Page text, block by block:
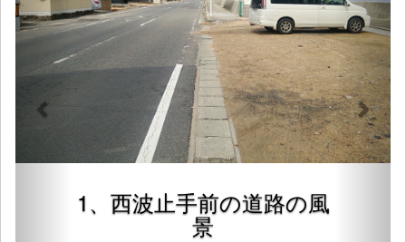
1、西波止手前の道路の風
景